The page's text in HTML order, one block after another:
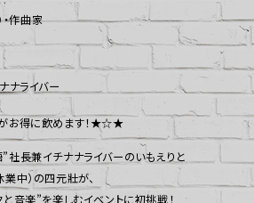
・作曲家
ナライバー
お得に飲めます！★☆★
長兼イチナナライバーのいもえりと
中）の四元壯が、
音楽”を楽しむイベントに初挑戦！